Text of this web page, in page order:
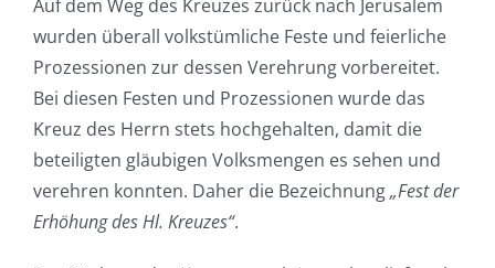
Auf dem Weg des Kreuzes zurück nach Jerusalem
wurden überall volkstümliche Feste und feierliche
Prozessionen zur dessen Verehrung vorbereitet.
Bei diesen Festen und Prozessionen wurde das
Kreuz des Herrn stets hochgehalten, damit die
beteiligten gläubigen Volksmengen es sehen und
verehren konnten. Daher die Bezeichnung„Fest der
Erhöhung des Hl. Kreuzes“.